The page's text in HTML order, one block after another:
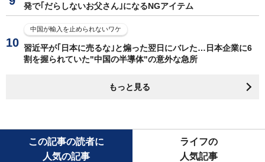
発で｢だらしないお父さん｣になるNGアイテム
中国が輸入を止められないワケ
習近平が｢日本に売るな｣と煽った翌日にバレた…日本企業に6
割を握られていた"中国の半導体"の意外な急所
もっと見る
この記事の読者に
人気の記事
ライフの
人気記事